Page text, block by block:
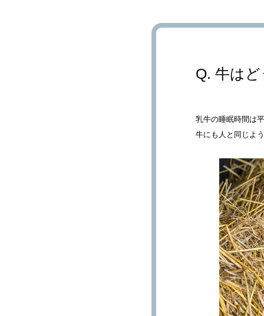
牛は
乳牛の睡眠時間は
牛にも人と同じよ